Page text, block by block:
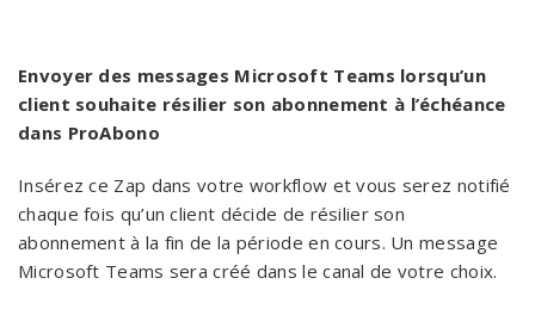
Envoyer des messages Microsoft Teams lorsqu’un
client souhaite résilier son abonnement à l’échéance
dans ProAbono
Insérez ce Zap dans votre workflow et vous serez notifié
chaque fois qu’un client décide de résilier son
abonnement à la fin de la période en cours. Un message
Microsoft Teams sera créé dans le canal de votre choix.